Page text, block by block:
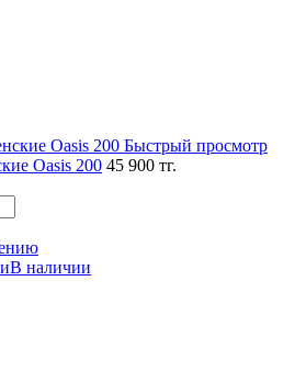
Быстрый просмотр
Oasis 200 45 900 тг.
В наличии